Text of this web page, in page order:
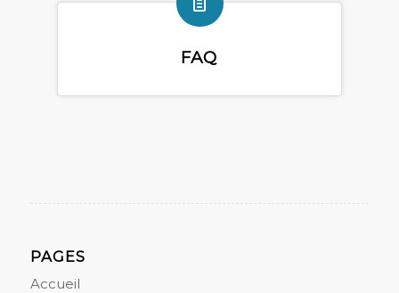
FAQ
PAGES
Accueil